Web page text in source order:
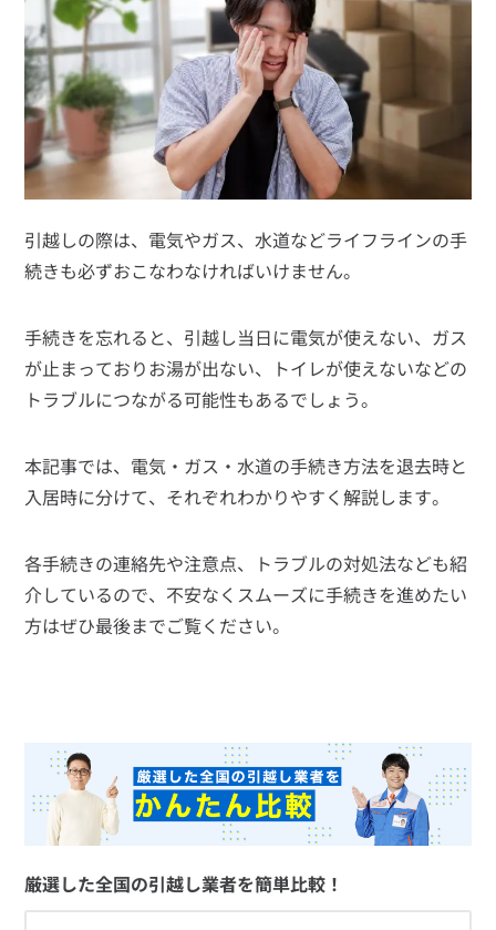
Daigasコラム
総合TOP 業務用・産業用のお客さま 企業情報
プライバシーポリシー
引越しの際は、電気やガス、水道などライフラインの手
続きも必ずおこなわなければいけません。
手続きを忘れると、引越し当日に電気が使えない、ガス
が止まっておりお湯が出ない、トイレが使えないなどの
トラブルにつながる可能性もあるでしょう。
本記事では、電気・ガス・水道の手続き方法を退去時と
入居時に分けて、それぞれわかりやすく解説します。
各手続きの連絡先や注意点、トラブルの対処法なども紹
介しているので、不安なくスムーズに手続きを進めたい
方はぜひ最後までご覧ください。
厳選した全国の引越し業者を簡単比較！